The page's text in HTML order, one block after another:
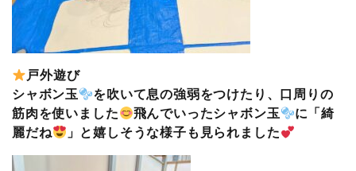
戸外遊び
シャボン玉
を吹いて息の強弱をつけたり、口周りの
筋肉を使いました
飛んでいったシャボン玉
に「綺
麗だね
」と嬉しそうな様子も見られました